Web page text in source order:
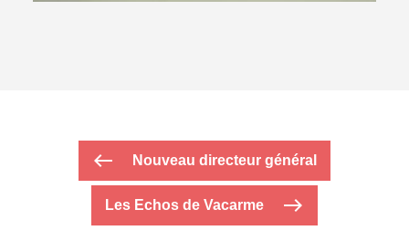
west Nouveau directeur général
Les Echos de Vacarme east